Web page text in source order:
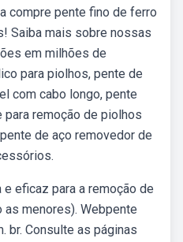
compre pente fino de ferro
Saiba mais sobre nossas
em milhões de
para piolhos, pente de
com cabo longo, pente
remoção de piolhos
de aço removedor de
e eficaz para a remoção de
menores). Webpente
br. Consulte as páginas